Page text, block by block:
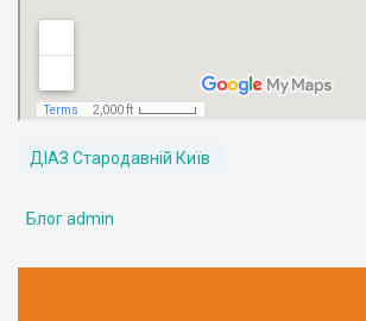
ДІАЗ Стародавній Київ
Блог admin